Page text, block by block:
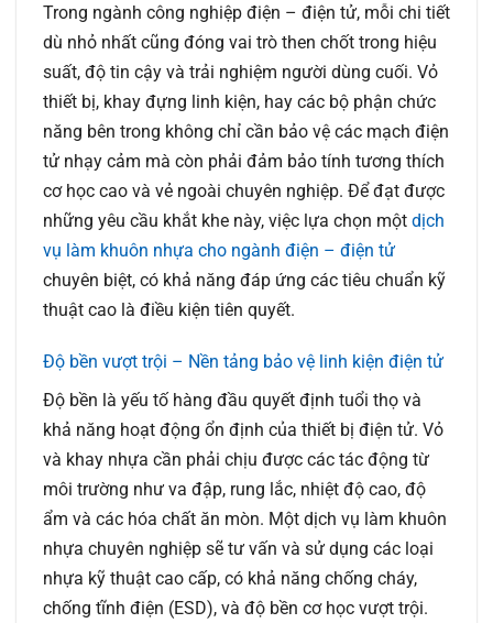
Trong ngành công nghiệp điện – điện tử, mỗi chi tiết
dù nhỏ nhất cũng đóng vai trò then chốt trong hiệu
suất, độ tin cậy và trải nghiệm người dùng cuối. Vỏ
thiết bị, khay đựng linh kiện, hay các bộ phận chức
năng bên trong không chỉ cần bảo vệ các mạch điện
tử nhạy cảm mà còn phải đảm bảo tính tương thích
cơ học cao và vẻ ngoài chuyên nghiệp. Để đạt được
những yêu cầu khắt khe này, việc lựa chọn một dịch
vụ làm khuôn nhựa cho ngành điện – điện tử
chuyên biệt, có khả năng đáp ứng các tiêu chuẩn kỹ
thuật cao là điều kiện tiên quyết.
Độ bền vượt trội – Nền tảng bảo vệ linh kiện điện tử
Độ bền là yếu tố hàng đầu quyết định tuổi thọ và
khả năng hoạt động ổn định của thiết bị điện tử. Vỏ
và khay nhựa cần phải chịu được các tác động từ
môi trường như va đập, rung lắc, nhiệt độ cao, độ
ẩm và các hóa chất ăn mòn. Một dịch vụ làm khuôn
nhựa chuyên nghiệp sẽ tư vấn và sử dụng các loại
nhựa kỹ thuật cao cấp, có khả năng chống cháy,
chống tĩnh điện (ESD), và độ bền cơ học vượt trội.